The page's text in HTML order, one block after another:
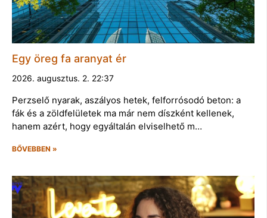
Egy öreg fa aranyat ér
2026. augusztus. 2. 22:37
Perzselő nyarak, aszályos hetek, felforrósodó beton: a
fák és a zöldfelületek ma már nem díszként kellenek,
hanem azért, hogy egyáltalán elviselhető m…
BŐVEBBEN »